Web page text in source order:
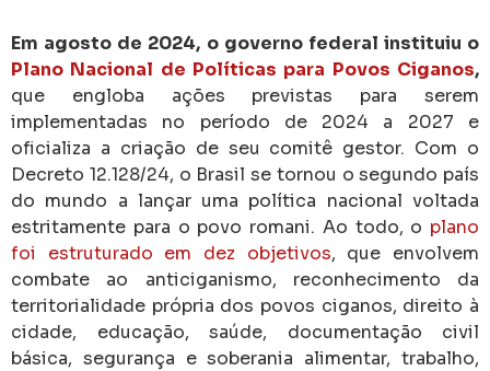
Em agosto de 2024, o governo federal instituiu o
Plano Nacional de Políticas para Povos Ciganos,
que engloba ações previstas para serem
implementadas no período de 2024 a 2027 e
oficializa a criação de seu comitê gestor. Com o
Decreto 12.128/24, o Brasil se tornou o segundo país
do mundo a lançar uma política nacional voltada
estritamente para o povo romani. Ao todo, o plano
foi estruturado em dez objetivos, que envolvem
combate ao anticiganismo, reconhecimento da
territorialidade própria dos povos ciganos, direito à
cidade, educação, saúde, documentação civil
básica, segurança e soberania alimentar, trabalho,